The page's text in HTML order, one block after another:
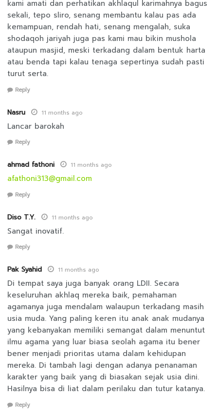
kami amati dan perhatikan akhlaqul karimahnya bagus
sekali, tepo sliro, senang membantu kalau pas ada
kemampuan, rendah hati, senang mengalah, suka
shodaqoh jariyah juga pas kami mau bikin mushola
ataupun masjid, meski terkadang dalam bentuk harta
atau benda tapi kalau tenaga sepertinya sudah pasti
turut serta.
Reply
Nasru 11 months ago
Lancar barokah
Reply
ahmad fathoni 11 months ago
afathoni313@gmail.com
Reply
Diso T.Y. 11 months ago
Sangat inovatif.
Reply
Pak Syahid 11 months ago
Di tempat saya juga banyak orang LDII. Secara
keseluruhan akhlaq mereka baik, pemahaman
agamanya juga mendalam walaupun terkadang masih
usia muda. Yang paling keren itu anak anak mudanya
yang kebanyakan memiliki semangat dalam menuntut
ilmu agama yang luar biasa seolah agama itu bener
bener menjadi prioritas utama dalam kehidupan
mereka. Di tambah lagi dengan adanya penanaman
karakter yang baik yang di biasakan sejak usia dini.
Hasilnya bisa di liat dalam perilaku dan tutur katanya.
Reply